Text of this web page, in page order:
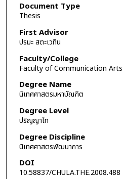
Document Type
Thesis
First Advisor
ปรมะ สตะเวทิน
Faculty/College
Faculty of Communication Arts
Degree Name
นิเทศศาสตรมหาบัณฑิต
Degree Level
ปริญญาโท
Degree Discipline
นิเทศศาสตรพัฒนาการ
DOI
10.58837/CHULA.THE.2008.488